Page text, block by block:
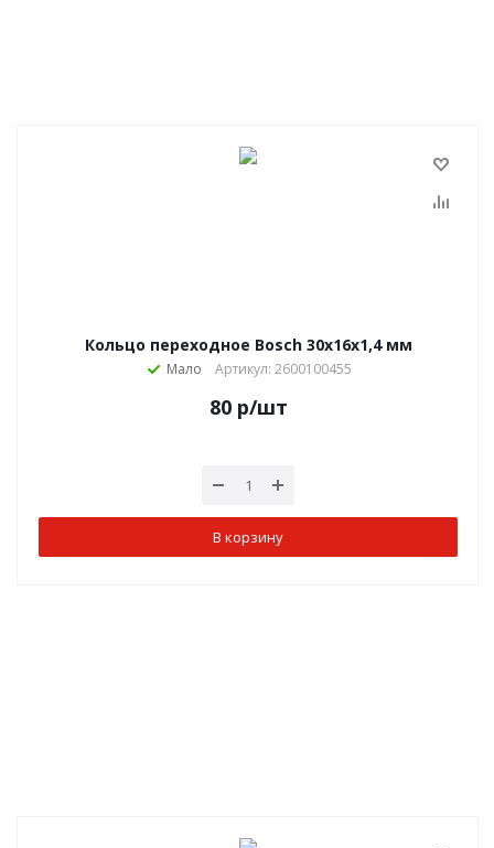
Кольцо переходное Bosch 30x16x1,4 мм
Мало Артикул: 2600100455
80р/шт
В корзину